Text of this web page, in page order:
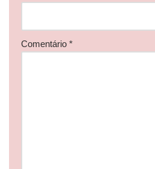
Comentário *